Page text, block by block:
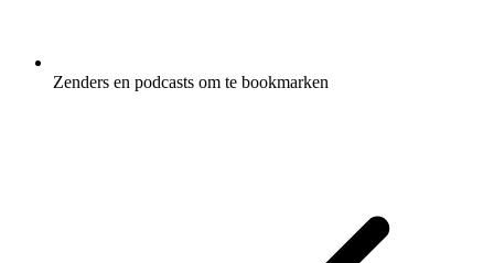
Zenders en podcasts om te bookmarken